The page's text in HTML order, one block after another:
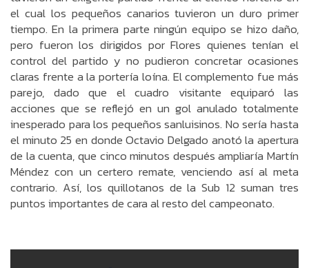
el cual los pequeños canarios tuvieron un duro primer
tiempo. En la primera parte ningún equipo se hizo daño,
pero fueron los dirigidos por Flores quienes tenían el
control del partido y no pudieron concretar ocasiones
claras frente a la portería loína. El complemento fue más
parejo, dado que el cuadro visitante equiparó las
acciones que se reflejó en un gol anulado totalmente
inesperado para los pequeños sanluisinos. No sería hasta
el minuto 25 en donde Octavio Delgado anotó la apertura
de la cuenta, que cinco minutos después ampliaría Martín
Méndez con un certero remate, venciendo así al meta
contrario. Así, los quillotanos de la Sub 12 suman tres
puntos importantes de cara al resto del campeonato.